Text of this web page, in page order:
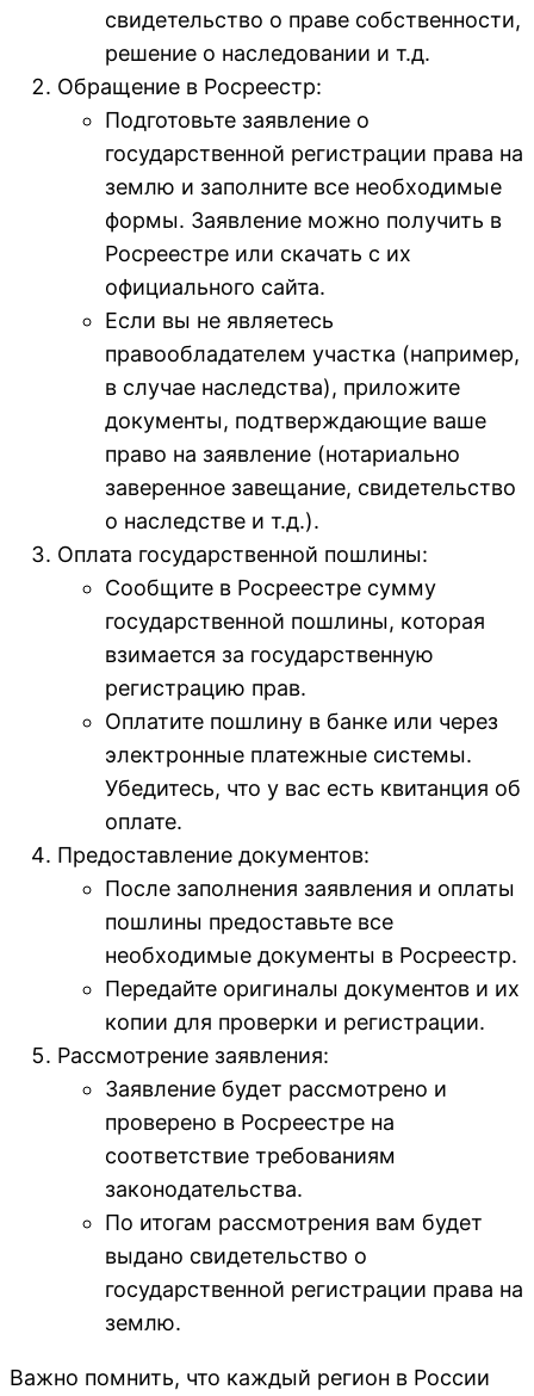
свидетельство о праве собственности,
решение о наследовании и т.д.
Обращение в Росреестр:
Подготовьте заявление о
государственной регистрации права на
землю и заполните все необходимые
формы. Заявление можно получить в
Росреестре или скачать с их
официального сайта.
Если вы не являетесь
правообладателем участка (например,
в случае наследства), приложите
документы, подтверждающие ваше
право на заявление (нотариально
заверенное завещание, свидетельство
о наследстве и т.д.).
Оплата государственной пошлины:
Сообщите в Росреестре сумму
государственной пошлины, которая
взимается за государственную
регистрацию прав.
Оплатите пошлину в банке или через
электронные платежные системы.
Убедитесь, что у вас есть квитанция об
оплате.
Предоставление документов:
После заполнения заявления и оплаты
пошлины предоставьте все
необходимые документы в Росреестр.
Передайте оригиналы документов и их
копии для проверки и регистрации.
Рассмотрение заявления:
Заявление будет рассмотрено и
проверено в Росреестре на
соответствие требованиям
законодательства.
По итогам рассмотрения вам будет
выдано свидетельство о
государственной регистрации права на
землю.
Важно помнить, что каждый регион в России